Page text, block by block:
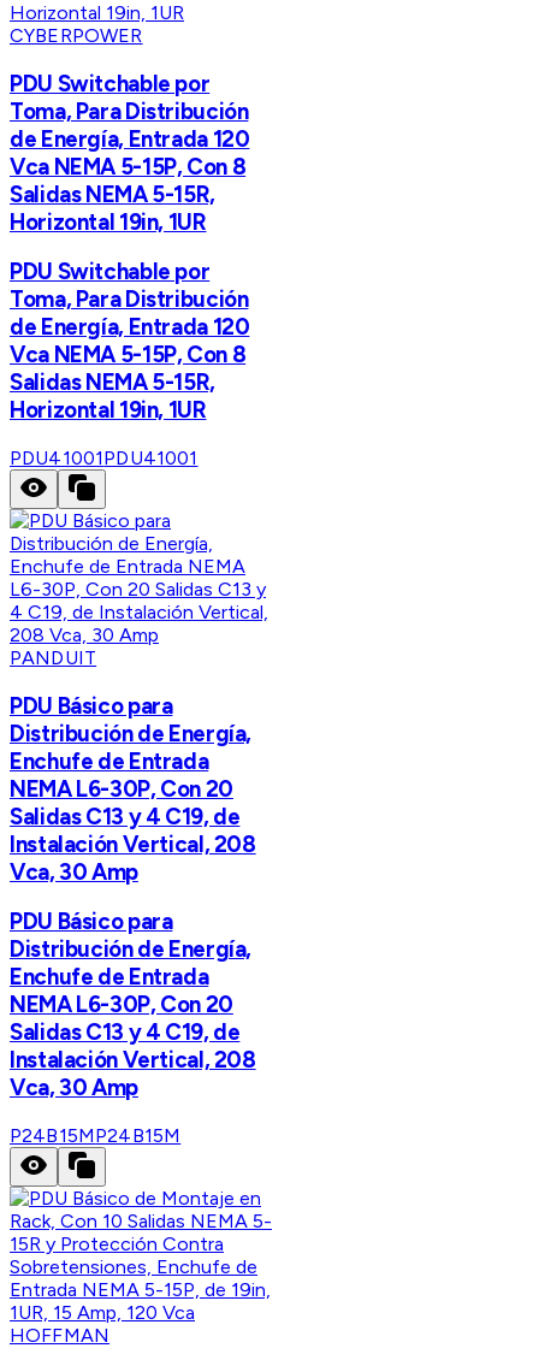
CYBERPOWER
PDU Switchable por
Toma, Para Distribución
de Energía, Entrada 120
Vca NEMA 5-15P, Con 8
Salidas NEMA 5-15R,
Horizontal 19in, 1UR
PDU Switchable por
Toma, Para Distribución
de Energía, Entrada 120
Vca NEMA 5-15P, Con 8
Salidas NEMA 5-15R,
Horizontal 19in, 1UR
PDU41001PDU41001
PANDUIT
PDU Básico para
Distribución de Energía,
Enchufe de Entrada
NEMA L6-30P, Con 20
Salidas C13 y 4 C19, de
Instalación Vertical, 208
Vca, 30 Amp
PDU Básico para
Distribución de Energía,
Enchufe de Entrada
NEMA L6-30P, Con 20
Salidas C13 y 4 C19, de
Instalación Vertical, 208
Vca, 30 Amp
P24B15MP24B15M
HOFFMAN